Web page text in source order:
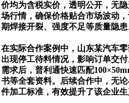
价均为含税实价，透明公开，无
场行情，确保价格贴合市场波动
期焊接开裂、强度不足等质量隐患
在实际合作案例中，山东某汽车
出现停工待料情况，影响订单交
需求后，普利通快速匹配
书等全套资料。后续合作中，无
件加工标准，有效提升了该企业